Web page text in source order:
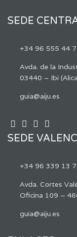
SEDE
+34 96 555 44
Avda. de la
03440 – Ibi
guia@aiju.es
SEDE
+34 96 339 13
Avda. Cortes
Oficina 109 –
guia@aiju.es